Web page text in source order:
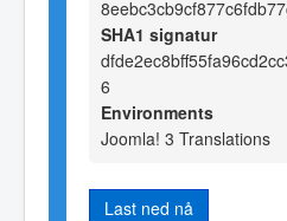
SHA1 signatur
6
Environments
Joomla! 3 Translations
Last ned nå